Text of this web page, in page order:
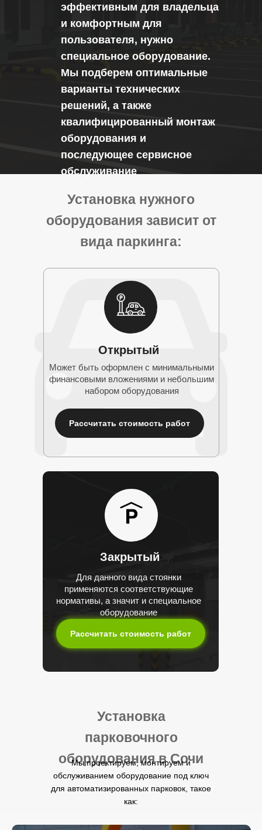
эффективным для владельца
и комфортным для
пользователя, нужно
специальное оборудование.
Мы подберем оптимальные
варианты технических
решений, а также
квалифицированный монтаж
оборудования и
последующее сервисное
обслуживание
Открытый
Может быть оформлен с минимальными
финансовыми вложениями и небольшим
набором оборудования
Рассчитать стоимость работ
Закрытый
Для данного вида стоянки
применяются соответствующие
нормативы, а значит и специальное
оборудование
Рассчитать стоимость работ
Установка нужного
оборудования зависит от
вида паркинга:
Установка
парковочного
оборудования в Сочи
Мы проектируем, монтируем и
обслуживанием оборудование под ключ
для автоматизированных парковок, такое
как: